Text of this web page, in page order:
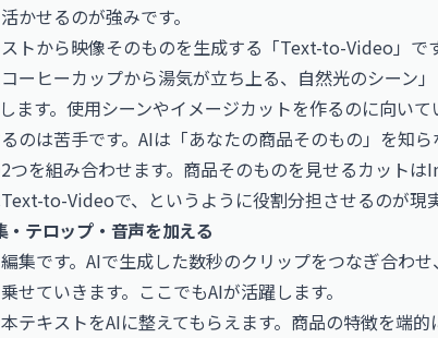
かせるのが強みです。
トから映像そのものを生成する「Text-to-Video」で
ーヒーカップから湯気が立ち上る、自然光のシーン
ます。使用シーンやイメージカットを作るのに向い
のは苦手です。AIは「あなたの商品そのもの」を知ら
つを組み合わせます。商品そのものを見せるカット
to-Videoで、というように役割分担させるのが現
・テロップ・音声を加える
集です。AIで生成した数秒のクリップをつなぎ合わ
せていきます。ここでもAIが活躍します。
テキストをAIに整えてもらえます。商品の特徴を端